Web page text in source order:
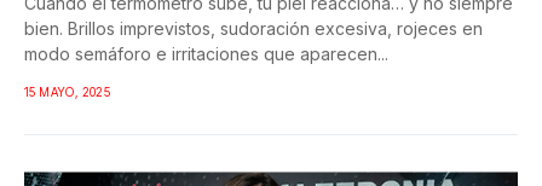
bien. Brillos imprevistos, sudoración excesiva, rojeces en
modo semáforo e irritaciones que aparecen...
15 MAYO, 2025